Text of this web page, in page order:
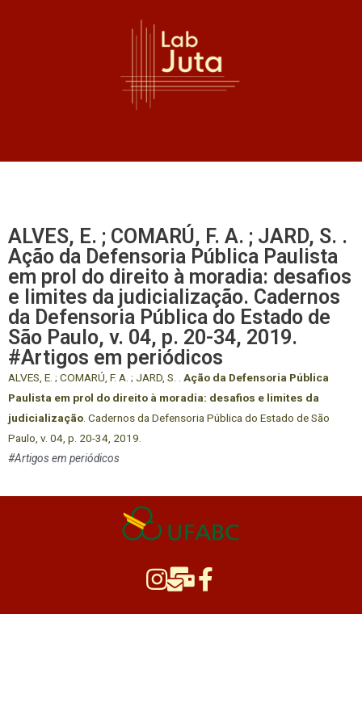
ALVES, E. ; COMARÚ, F. A. ; JARD, S. .
Ação da Defensoria Pública Paulista
em prol do direito à moradia: desafios
e limites da judicialização. Cadernos
da Defensoria Pública do Estado de
São Paulo, v. 04, p. 20-34, 2019.
#Artigos em periódicos
ALVES, E. ; COMARÚ, F. A. ; JARD, S. . Ação da Defensoria Pública
Paulista em prol do direito à moradia: desafios e limites da
judicialização . Cadernos da Defensoria Pública do Estado de São
Paulo, v. 04, p. 20-34, 2019.
#Artigos em periódicos